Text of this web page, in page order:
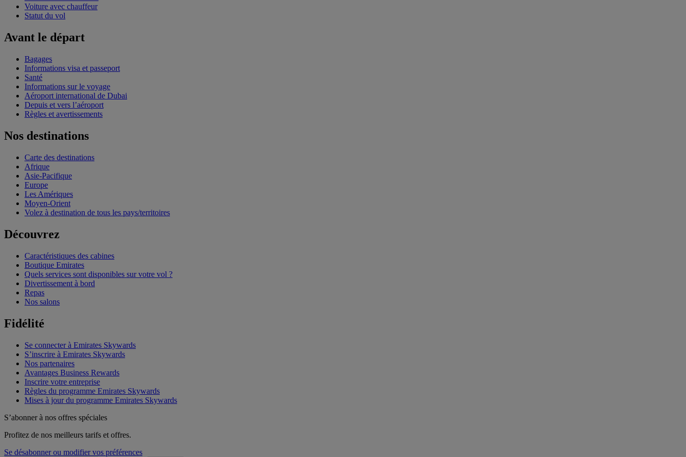
Voiture avec chauffeur
Statut du vol
Avant le départ
Bagages
Informations visa et passeport
Santé
Informations sur le voyage
Aéroport international de Dubai
Depuis et vers l’aéroport
Règles et avertissements
Nos destinations
Carte des destinations
Afrique
Asie-Pacifique
Europe
Les Amériques
Moyen-Orient
Volez à destination de tous les pays/territoires
Découvrez
Caractéristiques des cabines
Boutique Emirates
Quels services sont disponibles sur votre vol ?
Divertissement à bord
Repas
Nos salons
Fidélité
Se connecter à Emirates Skywards
S’inscrire à Emirates Skywards
Nos partenaires
Avantages Business Rewards
Inscrire votre entreprise
Règles du programme Emirates Skywards
Mises à jour du programme Emirates Skywards
S’abonner à nos offres spéciales
Profitez de nos meilleurs tarifs et offres.
Se désabonner ou modifier vos préférences